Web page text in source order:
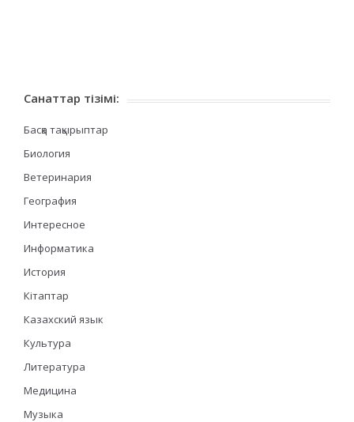
Санаттар тізімі:
Басқа тақырыптар
Биология
Ветеринария
География
Интересное
Информатика
История
Кітаптар
Казахский язык
Культура
Литература
Медицина
Музыка